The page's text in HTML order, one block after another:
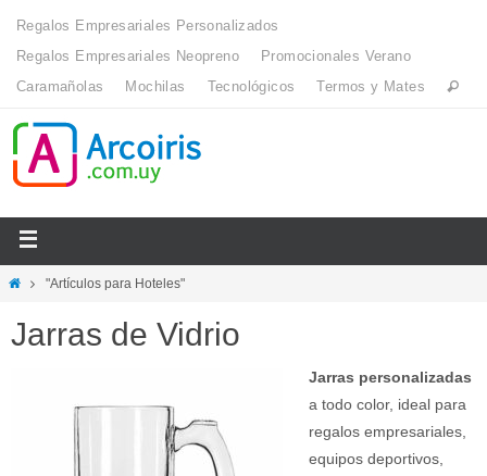
Regalos Empresariales Personalizados
Regalos Empresariales Neopreno
Promocionales Verano
Caramañolas
Mochilas Tecnológicos Termos y Mates
"Artículos para Hoteles"
Jarras de Vidrio
Jarras personalizadas
a todo color, ideal para
regalos empresariales,
equipos deportivos,